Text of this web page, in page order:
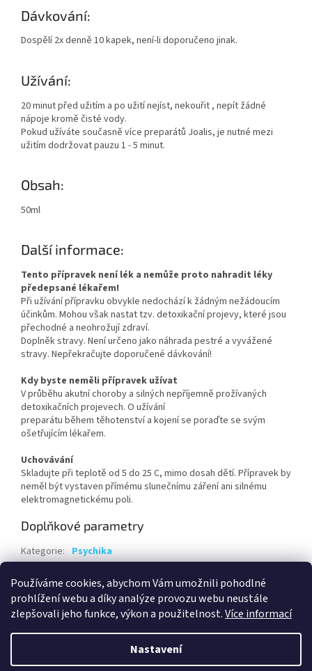
Používáme cookies, abychom Vám umožnili pohodlné
prohlížení webu a díky analýze provozu webu neustále
zlepšovali jeho funkce, výkon a použitelnost.Více informací
Nastavení
Dávkování:
Dospělí 2x denně 10 kapek, není-li doporučeno jinak.
Užívání:
20 minut před užitím a po užití nejíst, nekouřit , nepít žádné
nápoje kromě čisté vody.
Pokud užíváte současně více preparátů Joalis, je nutné mezi
užitím dodržovat pauzu 1 - 5 minut.
Obsah:
50ml
Další informace:
Tento přípravek není lék a nemůže proto nahradit léky
předepsané lékařem!
Při užívání přípravku obvykle nedochází k žádným nežádoucím
účinkům. Mohou však nastat tzv. detoxikační projevy, které jsou
přechodné a neohrožují zdraví.
Doplněk stravy. Není určeno jako náhrada pestré a vyvážené
stravy. Nepřekračujte doporučené dávkování!
Kdy byste neměli přípravek užívat
V průběhu akutní choroby a silných nepříjemně prožívaných
detoxikačních projevech. O užívání
preparátu během těhotenství a kojení se poraďte se svým
ošetřujícím lékařem.
Uchovávání
Skladujte při teplotě od 5 do 25 C, mimo dosah dětí. Přípravek by
neměl být vystaven přímému slunečnímu záření ani silnému
elektromagnetickému poli.
Doplňkové parametry
Kategorie: Psychika
EAN: 8595584008587
Vytvořil Shoptet